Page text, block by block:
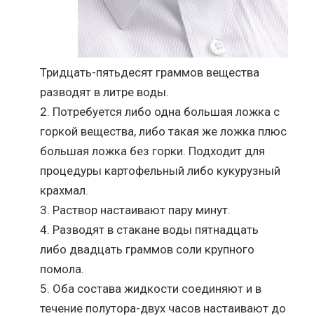
Тридцать-пятьдесят граммов вещества
разводят в литре воды.
Потребуется либо одна большая ложка с
горкой вещества, либо такая же ложка плюс
большая ложка без горки. Подходит для
процедуры картофельный либо кукурузный
крахмал.
Раствор настаивают пару минут.
Разводят в стакане воды пятнадцать
либо двадцать граммов соли крупного
помола.
Оба состава жидкости соединяют и в
течение полутора-двух часов настаивают до